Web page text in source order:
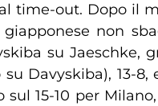
time-out. Dopo il
non
su Jaeschke,
Davyskiba), 13-
15-10 per